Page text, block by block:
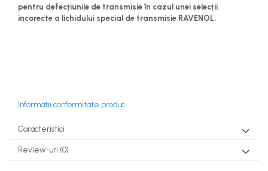
pentru defecțiunile de transmisie în cazul unei selecții
incorecte a lichidului special de transmisie RAVENOL.
Informatii conformitate produs
Caracteristici
Review-uri (0)